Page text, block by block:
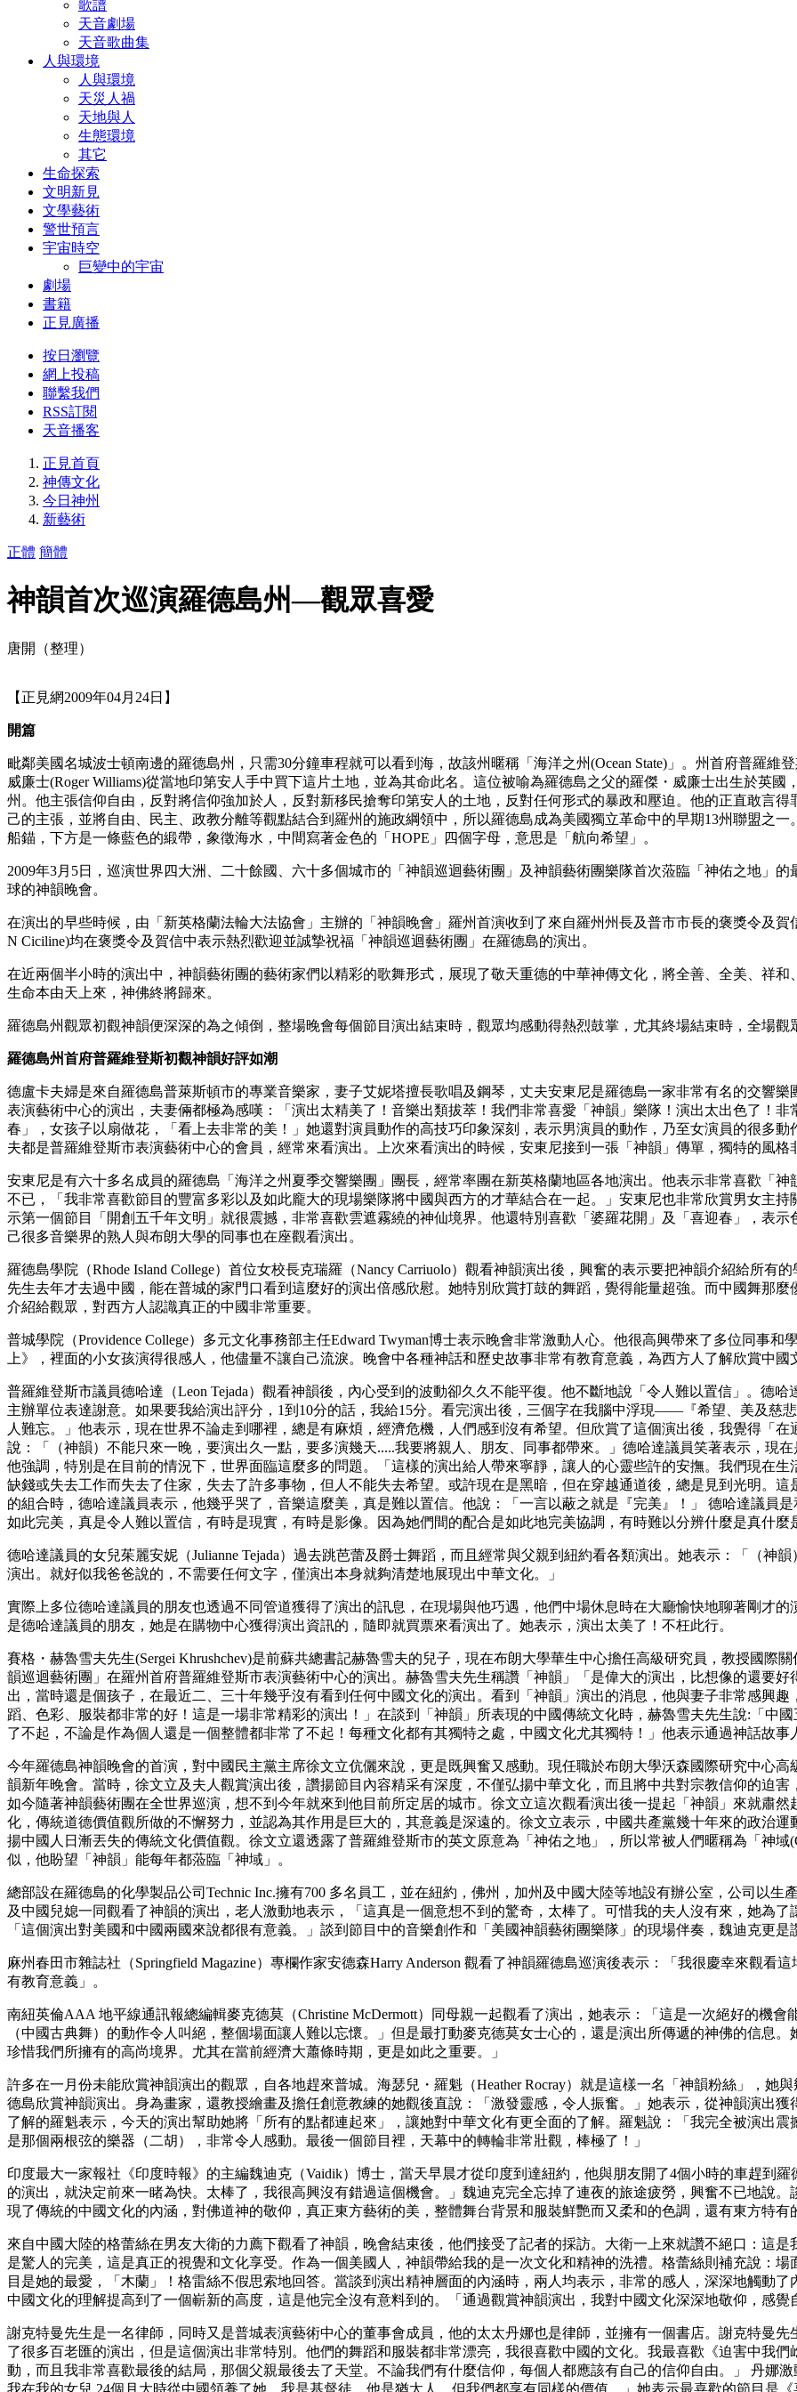
歌譜
天音劇場
天音歌曲集
人與環境
人與環境
天災人禍
天地與人
生態環境
其它
生命探索
文明新見
文學藝術
警世預言
宇宙時空
巨變中的宇宙
劇場
書籍
正見廣播
按日瀏覽
網上投稿
聯繫我們
RSS訂閱
天音播客
正見首頁
神傳文化
今日神州
新藝術
正體 簡體
神韻首次巡演羅德島州―觀眾喜愛
唐開（整理）
【正見網2009年04月24日】
開篇
毗鄰美國名城波士頓南邊的羅德島州，只需30分鐘車程就可以看到海，故該州暱稱「海洋之州(Ocean State)」。州首府普羅維
威廉士(Roger Williams)從當地印第安人手中買下這片土地，並為其命此名。這位被喻為羅德島之父的羅傑・威廉士出生於英
州。他主張信仰自由，反對將信仰強加於人，反對新移民搶奪印第安人的土地，反對任何形式的暴政和壓迫。他的正直敢言
己的主張，並將自由、民主、政教分離等觀點結合到羅州的施政綱領中，所以羅德島成為美國獨立革命中的早期13州聯盟之
船錨，下方是一條藍色的緞帶，象徵海水，中間寫著金色的「HOPE」四個字母，意思是「航向希望」。
2009年3月5日，巡演世界四大洲、二十餘國、六十多個城市的「神韻巡迴藝術團」及神韻藝術團樂隊首次蒞臨「神佑之地
球的神韻晚會。
在演出的早些時候，由「新英格蘭法輪大法協會」主辦的「神韻晚會」羅州首演收到了來自羅州州長及普市市長的褒獎令及賀
N Ciciline)均在褒獎令及賀信中表示熱烈歡迎並誠摯祝福「神韻巡迴藝術團」在羅德島的演出。
在近兩個半小時的演出中，神韻藝術團的藝術家們以精彩的歌舞形式，展現了敬天重德的中華神傳文化，將全善、全美、祥
生命本由天上來，神佛終將歸來。
羅德島州觀眾初觀神韻便深深的為之傾倒，整場晚會每個節目演出結束時，觀眾均感動得熱烈鼓掌，尤其終場結束時，全場觀
羅德島州首府普羅維登斯初觀神韻好評如潮
德盧卡夫婦是來自羅德島普萊斯頓市的專業音樂家，妻子艾妮塔擅長歌唱及鋼琴，丈夫安東尼是羅德島一家非常有名的交響
表演藝術中心的演出，夫妻倆都極為感嘆：「演出太精美了！音樂出類拔萃！我們非常喜愛「神韻」樂隊！演出太出色了！
春」，女孩子以扇做花，「看上去非常的美！」她還對演員動作的高技巧印象深刻，表示男演員的動作，乃至女演員的很多
夫都是普羅維登斯市表演藝術中心的會員，經常來看演出。上次來看演出的時候，安東尼接到一張「神韻」傳單，獨特的風格
安東尼是有六十多名成員的羅德島「海洋之州夏季交響樂團」團長，經常率團在新英格蘭地區各地演出。他表示非常喜歡「
不已，「我非常喜歡節目的豐富多彩以及如此龐大的現場樂隊將中國與西方的才華結合在一起。」安東尼也非常欣賞男女主
示第一個節目「開創五千年文明」就很震撼，非常喜歡雲遮霧繞的神仙境界。他還特別喜歡「婆羅花開」及「喜迎春」，表
己很多音樂界的熟人與布朗大學的同事也在座觀看演出。
羅德島學院（Rhode Island College）首位女校長克瑞羅（Nancy Carriuolo）觀看神韻演出後，興奮的表示要把神韻介紹給所
先生去年才去過中國，能在普城的家門口看到這麼好的演出倍感欣慰。她特別欣賞打鼓的舞蹈，覺得能量超強。而中國舞那
介紹給觀眾，對西方人認識真正的中國非常重要。
普城學院（Providence College）多元文化事務部主任Edward Twyman博士表示晚會非常激動人心。他很高興帶來了多位同事
上》，裡面的小女孩演得很感人，他儘量不讓自己流淚。晚會中各種神話和歷史故事非常有教育意義，為西方人了解欣賞中
普羅維登斯市議員德哈達（Leon Tejada）觀看神韻後，內心受到的波動卻久久不能平復。他不斷地說「令人難以置信」。德
主辦單位表達謝意。如果要我給演出評分，1到10分的話，我給15分。看完演出後，三個字在我腦中浮現――『希望、美及慈
人難忘。」他表示，現在世界不論走到哪裡，總是有麻煩，經濟危機，人們感到沒有希望。但欣賞了這個演出後，我覺得「
說：「（神韻）不能只來一晚，要演出久一點，要多演幾天.....我要將親人、朋友、同事都帶來。」德哈達議員笑著表示，現
他強調，特別是在目前的情況下，世界面臨這麼多的問題。「這樣的演出給人帶來寧靜，讓人的心靈些許的安撫。我們現在
缺錢或失去工作而失去了住家，失去了許多事物，但人不能失去希望。或許現在是黑暗，但在穿越通道後，總是見到光明。
的組合時，德哈達議員表示，他幾乎哭了，音樂這麼美，真是難以置信。他說：「一言以蔽之就是『完美』！」 德哈達議員
如此完美，真是令人難以置信，有時是現實，有時是影像。因為她們間的配合是如此地完美協調，有時難以分辨什麼是真什
德哈達議員的女兒茱麗安妮（Julianne Tejada）過去跳芭蕾及爵士舞蹈，而且經常與父親到紐約看各類演出。她表示：「（神
演出。就好似我爸爸說的，不需要任何文字，僅演出本身就夠清楚地展現出中華文化。」
實際上多位德哈達議員的朋友也透過不同管道獲得了演出的訊息，在現場與他巧遇，他們中場休息時在大廳愉快地聊著剛才的
是德哈達議員的朋友，她是在購物中心獲得演出資訊的，隨即就買票來看演出了。她表示，演出太美了！不枉此行。
賽格・赫魯雪夫先生(Sergei Khrushchev)是前蘇共總書記赫魯雪夫的兒子，現在布朗大學華生中心擔任高級研究員，教授國際
韻巡迴藝術團」在羅州首府普羅維登斯市表演藝術中心的演出。赫魯雪夫先生稱讚「神韻」「是偉大的演出，比想像的還要
出，當時還是個孩子，在最近二、三十年幾乎沒有看到任何中國文化的演出。看到「神韻」演出的消息，他與妻子非常感興
蹈、色彩、服裝都非常的好！這是一場非常精彩的演出！」在談到「神韻」所表現的中國傳統文化時，赫魯雪夫先生說:「中
了不起，不論是作為個人還是一個整體都非常了不起！每種文化都有其獨特之處，中國文化尤其獨特！」他表示通過神話故
今年羅德島神韻晚會的首演，對中國民主黨主席徐文立伉儷來說，更是既興奮又感動。現任職於布朗大學沃森國際研究中心
韻新年晚會。當時，徐文立及夫人觀賞演出後，讚揚節目內容精采有深度，不僅弘揚中華文化，而且將中共對宗教信仰的迫
如今隨著神韻藝術團在全世界巡演，想不到今年就來到他目前所定居的城市。徐文立這次觀看演出後一提起「神韻」來就肅
化，傳統道德價值觀所做的不懈努力，並認為其作用是巨大的，其意義是深遠的。徐文立表示，中國共產黨幾十年來的政治
揚中國人日漸丟失的傳統文化價值觀。徐文立還透露了普羅維登斯市的英文原意為「神佑之地」，所以常被人們暱稱為「神域
似，他盼望「神韻」能每年都蒞臨「神域」。
總部設在羅德島的化學製品公司Technic Inc.擁有700 多名員工，並在紐約，佛州，加州及中國大陸等地設有辦公室，公司以
及中國兒媳一同觀看了神韻的演出，老人激動地表示，「這真是一個意想不到的驚奇，太棒了。可惜我的夫人沒有來，她為
「這個演出對美國和中國兩國來說都很有意義。」談到節目中的音樂創作和「美國神韻藝術團樂隊」的現場伴奏，魏迪克更
麻州春田市雜誌社（Springfield Magazine）專欄作家安德森Harry Anderson 觀看了神韻羅德島巡演後表示：「我很慶幸來觀看
有教育意義」。
南紐英倫AAA 地平線通訊報總編輯麥克德莫（Christine McDermott）同母親一起觀看了演出，她表示：「這是一次絕好的機
（中國古典舞）的動作令人叫絕，整個場面讓人難以忘懷。」但是最打動麥克德莫女士心的，還是演出所傳遞的神佛的信息
珍惜我們所擁有的高尚境界。尤其在當前經濟大蕭條時期，更是如此之重要。」
許多在一月份未能欣賞神韻演出的觀眾，自各地趕來普城。海瑟兒・羅魁（Heather Rocray）就是這樣一名「神韻粉絲」，她
德島欣賞神韻演出。身為畫家，還教授繪畫及擔任創意教練的她觀後直說：「激發靈感，令人振奮。」她表示，從神韻演出
了解的羅魁表示，今天的演出幫助她將「所有的點都連起來」，讓她對中華文化有更全面的了解。羅魁說：「我完全被演出
是那個兩根弦的樂器（二胡），非常令人感動。最後一個節目裡，天幕中的轉輪非常壯觀，棒極了！」
印度最大一家報社《印度時報》的主編魏迪克（Vaidik）博士，當天早晨才從印度到達紐約，他與朋友開了4個小時的車趕到
的演出，就決定前來一睹為快。太棒了，我很高興沒有錯過這個機會。」魏迪克完全忘掉了連夜的旅途疲勞，興奮不已地說
現了傳統的中國文化的內涵，對佛道神的敬仰，真正東方藝術的美，整體舞台背景和服裝鮮艷而又柔和的色調，還有東方特
來自中國大陸的格蕾絲在男友大衛的力薦下觀看了神韻，晚會結束後，他們接受了記者的採訪。大衛一上來就讚不絕口：這
是驚人的完美，這是真正的視覺和文化享受。作為一個美國人，神韻帶給我的是一次文化和精神的洗禮。格蕾絲則補充說：
目是她的最愛，「木蘭」！格雷絲不假思索地回答。當談到演出精神層面的內涵時，兩人均表示，非常的感人，深深地觸動
中國文化的理解提高到了一個嶄新的高度，這是他完全沒有意料到的。「通過觀賞神韻演出，我對中國文化深深地敬仰，感
謝克特曼先生是一名律師，同時又是普城表演藝術中心的董事會成員，他的太太丹娜也是律師，並擁有一個書店。謝克特曼
了很多百老匯的演出，但是這個演出非常特別。他們的舞蹈和服裝都非常漂亮，我很喜歡中國的文化。我最喜歡《迫害中我
動，而且我非常喜歡最後的結局，那個父親最後去了天堂。不論我們有什麼信仰，每個人都應該有自己的信仰自由。」 丹娜
我在我的女兒 24個月大時從中國領養了她。我是基督徒，他是猶太人，但我們都享有同樣的價值。」她表示最喜歡的節目是